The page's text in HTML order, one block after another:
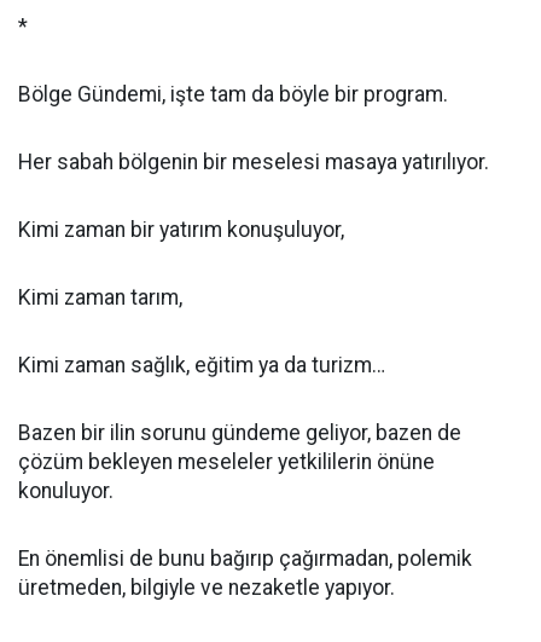
*
Bölge Gündemi, işte tam da böyle bir program.
Her sabah bölgenin bir meselesi masaya yatırılıyor.
Kimi zaman bir yatırım konuşuluyor,
Kimi zaman tarım,
Kimi zaman sağlık, eğitim ya da turizm…
Bazen bir ilin sorunu gündeme geliyor, bazen de
çözüm bekleyen meseleler yetkililerin önüne
konuluyor.
En önemlisi de bunu bağırıp çağırmadan, polemik
üretmeden, bilgiyle ve nezaketle yapıyor.